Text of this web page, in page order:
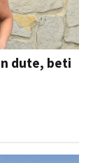
dute, beti